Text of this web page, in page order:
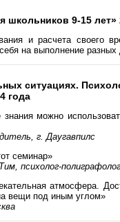
школьников 9-15 лет»
и расчета своего
на выполнение разных
ситуациях.
года
можно
г. Даугавпилс
семинар»
психолог-
атмосфера.
вещи под иным углом»